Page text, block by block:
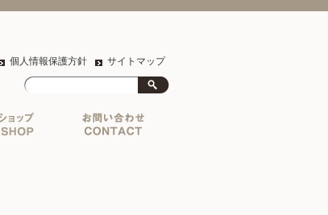
個人情報保護方針 サイトマップ